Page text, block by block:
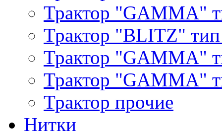
Трактор "GAMMA"
Трактор "BLITZ"
Трактор "GAMMA"
Трактор "GAMMA"
Трактор прочие
Нитки